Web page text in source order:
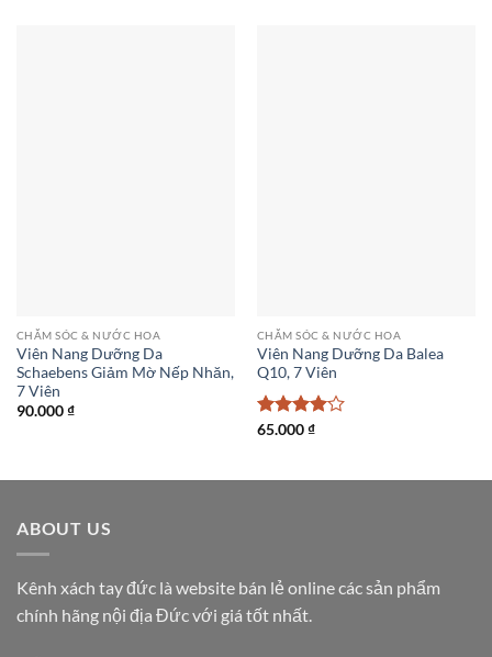
CHĂM SÓC & NƯỚC HOA
Viên Nang Dưỡng Da
Schaebens Giảm Mờ Nếp Nhăn,
7 Viên
90.000₫
CHĂM SÓC & NƯỚC HOA
Viên Nang Dưỡng Da Balea
Q10, 7 Viên
Được
65.000₫
ABOUT US
Kênh xách tay đức là website bán lẻ online các sản phẩm
chính hãng nội địa Đức với giá tốt nhất.